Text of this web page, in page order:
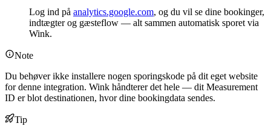
Log ind på analytics.google.com, og du vil se dine bookinger,
indtægter og gæsteflow — alt sammen automatisk sporet via
Wink.
Note
Du behøver ikke installere nogen sporingskode på dit eget website
for denne integration. Wink håndterer det hele — dit Measurement
ID er blot destinationen, hvor dine bookingdata sendes.
Tip